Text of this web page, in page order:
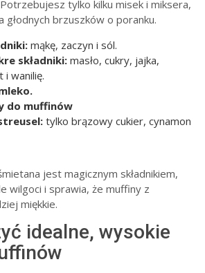
tylko kilku misek i miksera,
brzuszków o poranku.
mąkę, zaczyn i sól.
składniki: masło, cukry, jajka,
i wanilię.
do muffinów
tylko brązowy cukier, cynamon
jest magicznym składnikiem,
wilgoci i sprawia, że muffiny z
miękkie.
idealne, wysokie